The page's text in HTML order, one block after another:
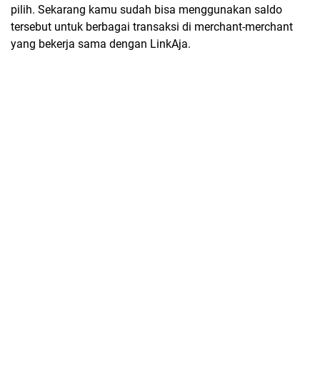
pilih. Sekarang kamu sudah bisa menggunakan saldo
tersebut untuk berbagai transaksi di merchant-merchant
yang bekerja sama dengan LinkAja.